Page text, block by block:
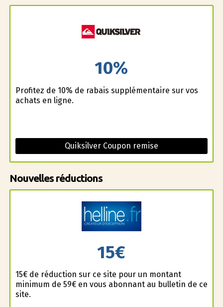
10%
Profitez de 10% de rabais supplémentaire sur vos
achats en ligne.
Quiksilver Coupon remise
Nouvelles réductions
15€
15€ de réduction sur ce site pour un montant
minimum de 59€ en vous abonnant au bulletin de ce
site.